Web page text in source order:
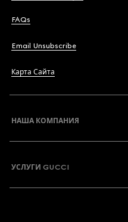
FAQs
Email Unsubscribe
Карта Сайта
НАША КОМПАНИЯ
УСЛУГИ GUCCI